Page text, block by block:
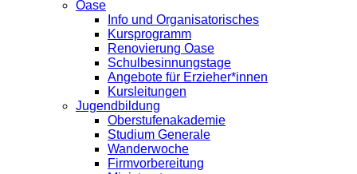
Oase
Info und Organisatorisches
Kursprogramm
Renovierung Oase
Schulbesinnungstage
Angebote für Erzieher*innen
Kursleitungen
Jugendbildung
Oberstufenakademie
Studium Generale
Wanderwoche
Firmvorbereitung